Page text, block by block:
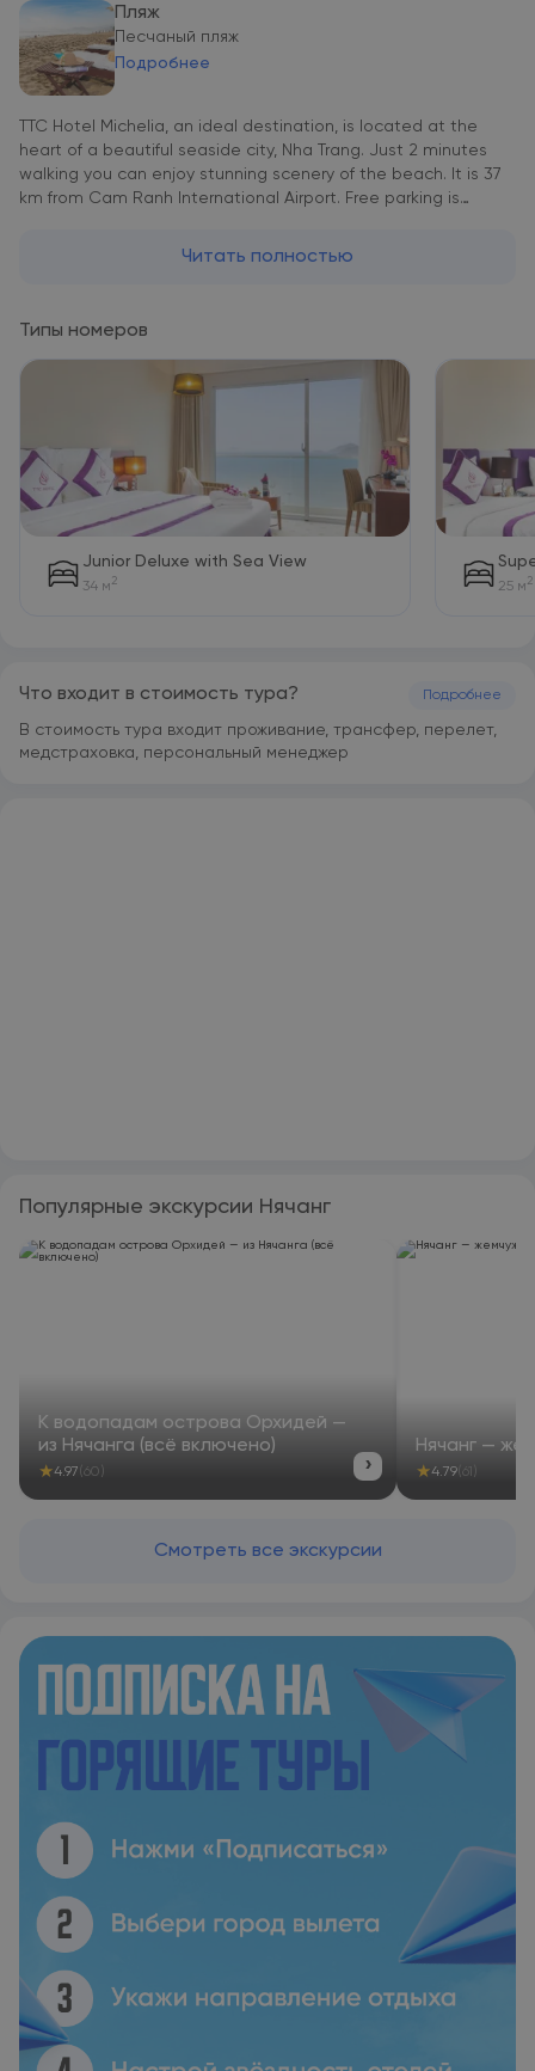
Пляж
Песчаный пляж
Подробнее
TTC Hotel Michelia, an ideal destination, is located at the
heart of a beautiful seaside city, Nha Trang. Just 2 minutes
walking you can enjoy stunning scenery of the beach. It is 37
km from Cam Ranh International Airport. Free parking is
offer spectacular ocean views and bring comfort,
screen TV, spacious en suite bathrooms have a bathtub. For a
good workout, guests can visit the fitness centre. The Red
Tilapia Restaurant offers a lavish buffet breakfast, featuring
Читать полностью
Типы номеров
Junior Deluxe with Sea View
34 м 2 25 м 2
Что входит в стоимость тура? Подробнее
В стоимость тура входит проживание, трансфер, перелет,
медстраховка, персональный менеджер
Популярные экскурсии Нячанг
К водопадам острова Орхидей —
из Нячанга (всё включено)
★4.97 (60) ›
Нячанг —
★4.79 (61)
Смотреть все экскурсии